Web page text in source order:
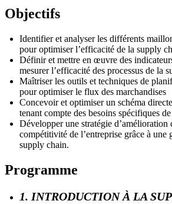
Objectifs
Identifier et analyser les différents
pour optimiser l’efficacité de la supply
Définir et mettre en œuvre des
mesurer l’efficacité des processus de la
Maîtriser les outils et techniques de
pour optimiser le flux des marchandises
Concevoir et optimiser un schéma
tenant compte des besoins spécifiques
Développer une stratégie
compétitivité de l’entreprise grâce à une
supply chain.
Programme
1. INTRODUCTION À LA